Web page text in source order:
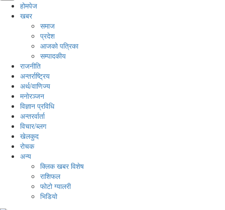
होमपेज
खबर
समाज
प्रदेश
आजको पत्रिका
सम्पादकीय
राजनीति
अन्तर्राष्ट्रिय
अर्थ/वाणिज्य
मनाेरञ्जन
विज्ञान प्रविधि
अन्तरर्वार्ता
विचार/ब्लग
खेलकुद
रोचक
अन्य
क्लिक खबर विशेष
राशिफल
फोटो ग्यालरी
भिडियो